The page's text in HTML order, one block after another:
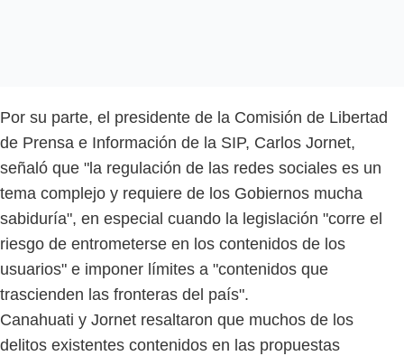
Por su parte, el presidente de la Comisión de Libertad
de Prensa e Información de la SIP, Carlos Jornet,
señaló que "la regulación de las redes sociales es un
tema complejo y requiere de los Gobiernos mucha
sabiduría", en especial cuando la legislación "corre el
riesgo de entrometerse en los contenidos de los
usuarios" e imponer límites a "contenidos que
trascienden las fronteras del país".
Canahuati y Jornet resaltaron que muchos de los
delitos existentes contenidos en las propuestas